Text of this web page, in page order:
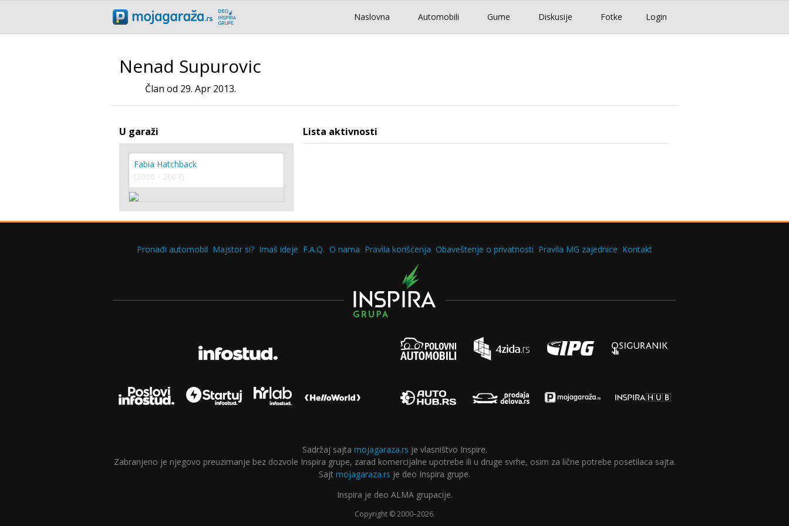
Login
Naslovna Automobili Gume Diskusije Fotke
Nenad Supurovic
Član od 29. Apr 2013.
U garaži
Fabia Hatchback
(2000 - 2007)
Lista aktivnosti
Pronađi automobil Majstor si? Imaš ideje F.A.Q. O nama Pravila korišćenja Obaveštenje o privatnosti Pravila MG zajednice Kontakt
Sadržaj sajta mojagaraza.rs je vlasništvo Inspire.
Zabranjeno je njegovo preuzimanje bez dozvole Inspira grupe, zarad komercijalne upotrebe ili u druge svrhe, osim za lične potrebe posetilaca sajta.
Sajt mojagaraza.rs je deo Inspira grupe.
Inspira je deo ALMA grupacije.
Copyright © 2000–2026.